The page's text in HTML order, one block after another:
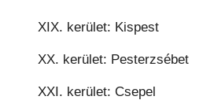
XIX. kerület: Kispest
XX. kerület: Pesterzsébet
XXI. kerület: Csepel